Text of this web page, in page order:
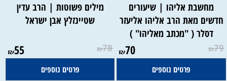
מחשבת אליהו | שיעורים
חדשים מאת הרב אליהו אליעזר
דסלר ( "מכתב מאליהו" )
₪79
₪70
פרטים נוספים
מילים פשוטות | הרב עדין
שטיינזלץ אבן ישראל
₪78
₪55
פרטים נוספים